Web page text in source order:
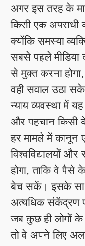
अगर इस तरह के
किसी एक अपराधी
क्योंकि समस्या
सबसे पहले मीडिया
से मुक्त करना
वही सवाल उठा
न्याय व्यवस्था में
और पहचान किसी
हर मामले में कानून
विश्वविद्यालयों
होगा, ताकि वे पैसे
बेच सकें। इसके
अत्यधिक संकेंद्रण
जब कुछ ही लोगों के
तो वे अपने लिए